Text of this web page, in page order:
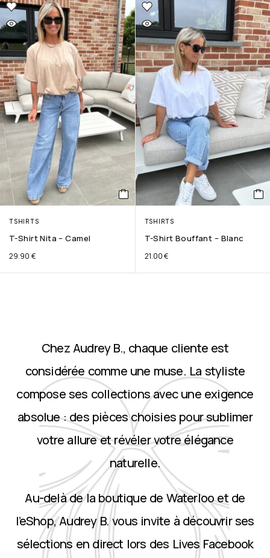
TSHIRTS
T-Shirt Nita – Camel
29.90 €
TSHIRTS
T-Shirt Bouffant – Blanc
21.00€
Chez Audrey B., chaque cliente est
considérée comme une muse. La styliste
compose ses collections avec une exigence
absolue : des pièces choisies pour sublimer
votre allure et révéler votre élégance
naturelle.
Au-delà de la boutique de Waterloo et de
l’eShop, Audrey B. vous invite à découvrir ses
sélections en direct lors des Lives Facebook